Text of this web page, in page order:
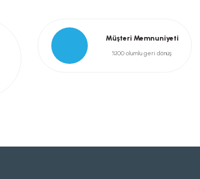
Müşteri Memnuniyeti
%100 olumlu geri dönüş